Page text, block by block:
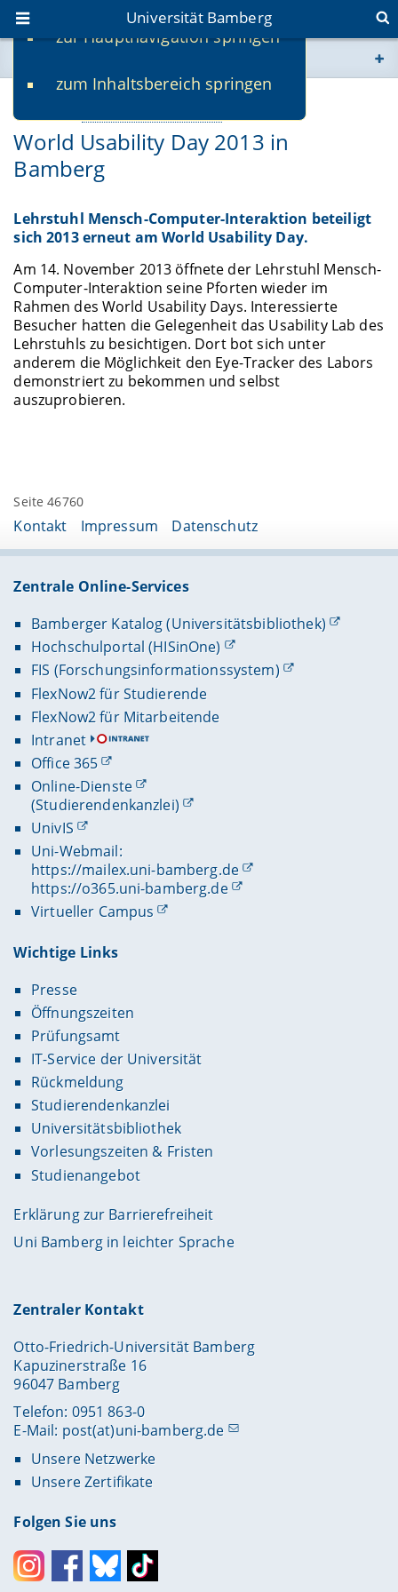
zur Hauptnavigation springen
zum Inhaltsbereich springen
Universität Bamberg
www.uni-bamberg.de
univis.uni-bamberg.de
14.11.2013
World Usability Day 2013 in
Bamberg
Lehrstuhl Mensch-Computer-Interaktion beteiligt
sich 2013 erneut am World Usability Day.
Am 14. November 2013 öffnete der Lehrstuhl Mensch-
Computer-Interaktion seine Pforten wieder im
Rahmen des World Usability Days. Interessierte
Besucher hatten die Gelegenheit das Usability Lab des
Lehrstuhls zu besichtigen. Dort bot sich unter
anderem die Möglichkeit den Eye-Tracker des Labors
demonstriert zu bekommen und selbst
auszuprobieren.
Seite 46760
Kontakt Impressum Datenschutz
Zentrale Online-Services
Bamberger Katalog (Universitätsbibliothek)
Hochschulportal (HISinOne)
FIS (Forschungsinformationssystem)
FlexNow2 für Studierende
FlexNow2 für Mitarbeitende
Intranet
Office 365
Online-Dienste
(Studierendenkanzlei)
UnivIS
Uni-Webmail:
https://mailex.uni-bamberg.de
https://o365.uni-bamberg.de
Virtueller Campus
Wichtige Links
Presse
Öffnungszeiten
Prüfungsamt
IT-Service der Universität
Rückmeldung
Studierendenkanzlei
Universitätsbibliothek
Vorlesungszeiten & Fristen
Studienangebot
Erklärung zur Barrierefreiheit
Uni Bamberg in leichter Sprache
Zentraler Kontakt
Otto-Friedrich-Universität Bamberg
Kapuzinerstraße 16
96047 Bamberg
Telefon: 0951 863-0
E-Mail: post(at)uni-bamberg.de
Unsere Netzwerke
Unsere Zertifikate
Folgen Sie uns